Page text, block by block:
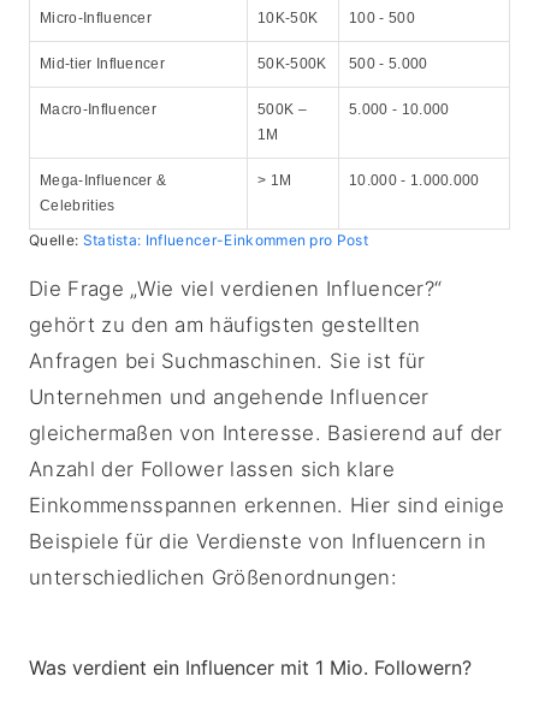
Micro-Influencer 10K-50K 100 - 500
Mid-tier Influencer 50K-500K 500 - 5.000
Macro-Influencer
500K –
1M
5.000 - 10.000
Mega-Influencer &
Celebrities
> 1M 10.000 - 1.000.000
Quelle: Statista: Influencer-Einkommen pro Post
Die Frage „Wie viel verdienen Influencer?“
gehört zu den am häufigsten gestellten
Anfragen bei Suchmaschinen. Sie ist für
Unternehmen und angehende Influencer
gleichermaßen von Interesse. Basierend auf der
Anzahl der Follower lassen sich klare
Einkommensspannen erkennen. Hier sind einige
Beispiele für die Verdienste von Influencern in
unterschiedlichen Größenordnungen:
Was verdient ein Influencer mit 1 Mio. Followern?